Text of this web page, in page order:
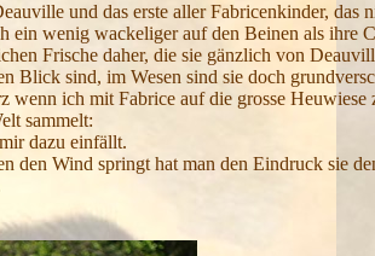
und das erste aller Fabricenkinder,
ein wenig wackeliger auf den Beinen als ihre
Frische daher, die sie gänzlich von
Blick sind, im Wesen sind sie doch
wenn ich mit Fabrice auf die grosse Heuwiese
sammelt:
dazu einfällt.
den Wind springt hat man den Eindruck sie